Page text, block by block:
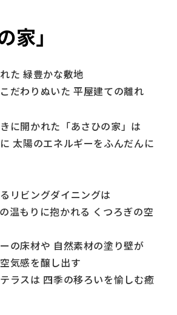
家」
た 緑豊かな敷地
だわりぬいた 平屋建ての離れ
に開かれた「あさひの家」は
太陽のエネルギーをふんだんに
リビングダイニングは
温もりに抱かれる くつろぎの空
の床材や 自然素材の塗り壁が
気感を醸し出す
ラスは 四季の移ろいを愉しむ癒